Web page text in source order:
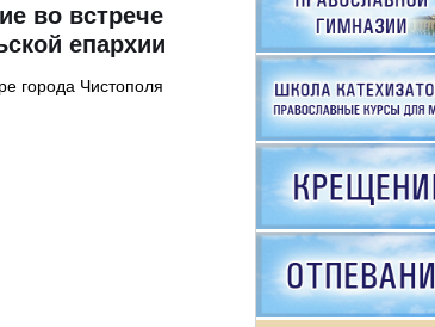
во встрече
епархии
города Чистополя